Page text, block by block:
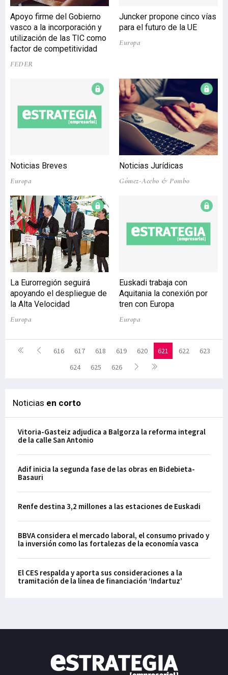
en un futuro, acceder al
Aeropuerto de Loiu. El
estudio define una
Apoyo firme del Gobierno
vasco a la incorporación y
utilización de las TIC como
factor de competitividad
FEDER
Juncker propone cinco vías
para el futuro de la UE
Europa
Noticias Breves
Europa
Noticias Jurídicas
Gómez-Acebo & Pombo
La Eurorregión seguirá
apoyando el despliegue de
la Alta Velocidad
Europa
Euskadi trabaja con
Aquitania la conexión por
tren con Europa
Europa
616 617 618 619 620 621 622
623
624
625 626
Noticias en corto
Vitoria-Gasteiz adjudica a Balgorza la reforma integral
de la calle San Antonio
Adif inicia la segunda fase de las obras en Bidebieta-
Basauri
Renfe destina 3,2 millones a las estaciones de Euskadi
BBVA considera el mercado laboral, el consumo privado y
la inversión como las fortalezas de la economía vasca
El CES respalda y aporta sus consideraciones a la
tramitación de la línea de financiación ‘Indartuz’